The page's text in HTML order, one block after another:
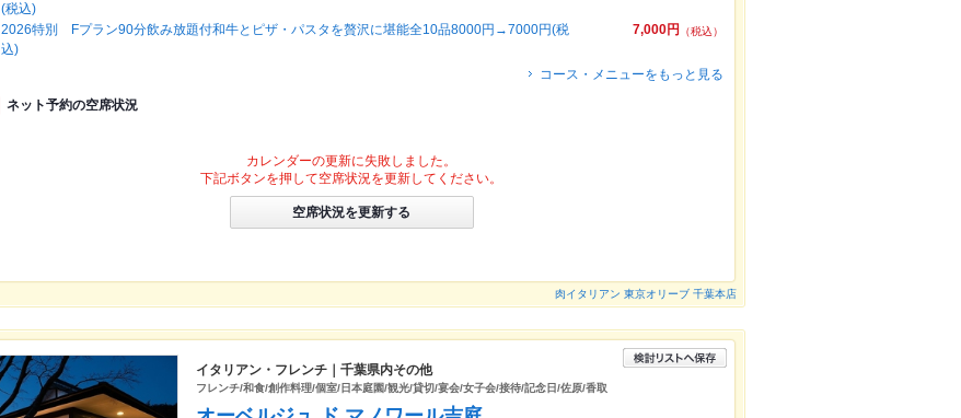
(税込)
7,000円
（税込）
2026特別 Fプラン90分飲み放題付和牛とピザ・パスタを贅沢に堪能全10品8000円→7000円(税
込)
コース・メニューをもっと見る
ネット予約の空席状況
カレンダーの更新に失敗しました。
下記ボタンを押して空席状況を更新してください。
空席状況を更新する
肉イタリアン 東京オリーブ 千葉本店
イタリアン・フレンチ｜千葉県内その他
フレンチ/和食/創作料理/個室/日本庭園/観光/貸切/宴会/女子会/接待/記念日/佐原/香取